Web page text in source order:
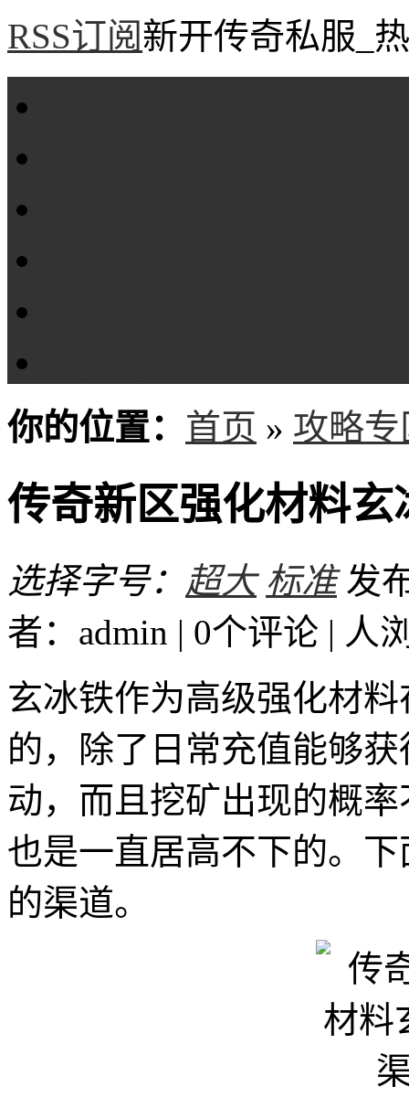
RSS订阅新开传奇私服_
你的位置： 首页 » 攻略专
传奇新区强化材料
选择字号： 超大 标准 发
者：admin | 0个评论 | 人
玄冰铁作为高级强化材
的，除了日常充值能够
动，而且挖矿出现的概
也是一直居高不下的。
的渠道。